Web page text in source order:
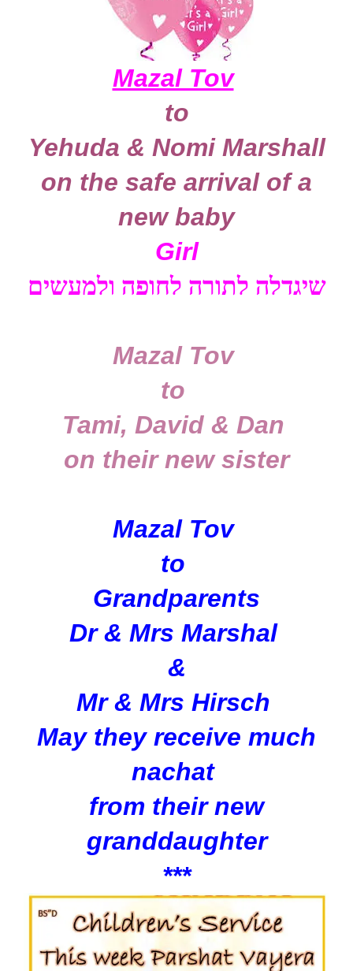
Mazal Tov
to
Yehuda & Nomi Marshall
on the safe arrival of a
new baby
Girl
שיגדלה לתורה לחופה ולמעשים
Mazal Tov
to
Tami, David & Dan
on their new sister
Mazal Tov
to
Grandparents
Dr & Mrs Marshal
&
Mr & Mrs Hirsch
May they receive much
nachat
from their new
granddaughter
***